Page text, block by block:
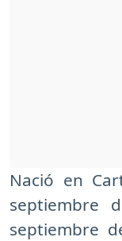
Nació en
septiembre
septiembre